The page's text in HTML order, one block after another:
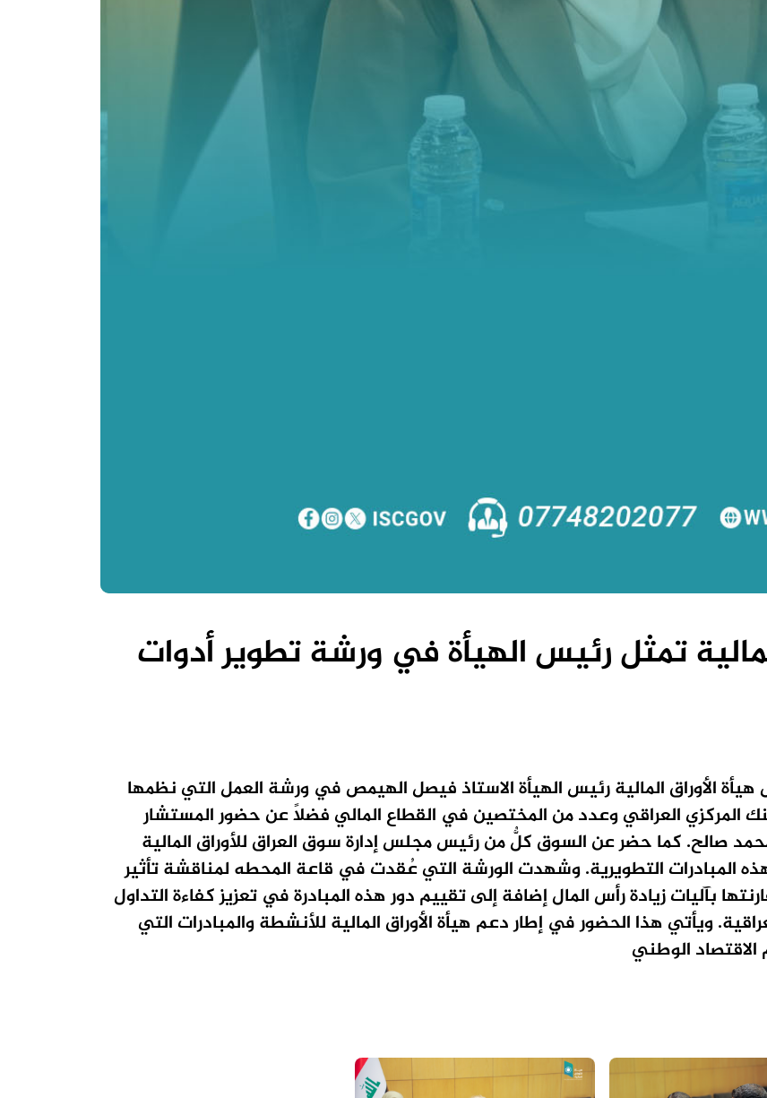
تمثل رئيس الهيأة في ورشة تطوير أدوات
الأوراق المالية رئيس الهيأة الاستاذ فيصل الهيمص في ورشة العمل التي نظمها
المركزي العراقي وعدد من المختصين في القطاع المالي فضلاً عن حضور المستشار
صالح. كما حضر عن السوق كلٌّ من رئيس مجلس إدارة سوق العراق للأوراق المالية
المبادرات التطويرية. وشهدت الورشة التي عُقدت في قاعة المحطه لمناقشة تأثير
بآليات زيادة رأس المال إضافة إلى تقييم دور هذه المبادرة في تعزيز كفاءة التداول
ويأتي هذا الحضور في إطار دعم هيأة الأوراق المالية للأنشطة والمبادرات التي
الوطني